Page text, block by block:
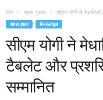
होम खास ख़बर सीएम योगी ने
खास ख़बर मेनस्लाइड
सीएम योगी ने
टैबलेट और
सम्मानित